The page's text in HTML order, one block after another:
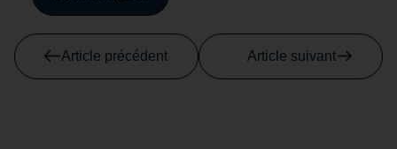
Article précédent Article suivant